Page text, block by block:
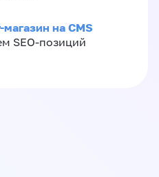
на CMS
SEO-позиций